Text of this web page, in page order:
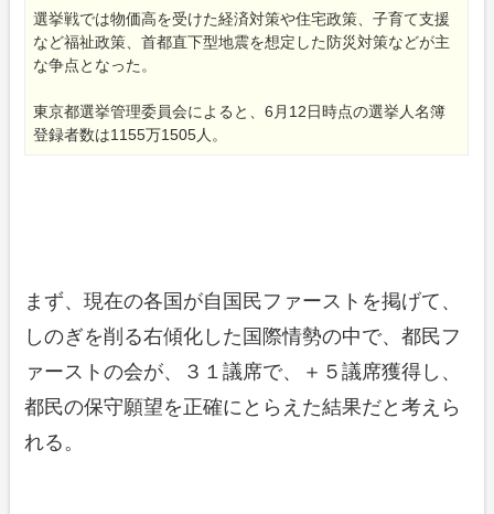
選挙戦では物価高を受けた経済対策や住宅政策、子育て支援
など福祉政策、首都直下型地震を想定した防災対策などが主
な争点となった。
東京都選挙管理委員会によると、6月12日時点の選挙人名簿
登録者数は1155万1505人。
まず、現在の各国が自国民ファーストを掲げて、
しのぎを削る右傾化した国際情勢の中で、都民フ
ァーストの会が、３１議席で、＋５議席獲得し、
都民の保守願望を正確にとらえた結果だと考えら
れる。